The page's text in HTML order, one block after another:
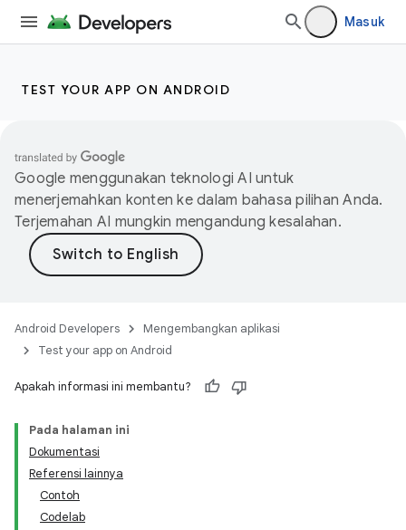
Masuk
TEST YOUR APP ON ANDROID
Google menggunakan teknologi AI untuk
menerjemahkan konten ke dalam bahasa pilihan Anda.
Terjemahan AI mungkin mengandung kesalahan.
Android Developers
Mengembangkan aplikasi
Test your app on Android
Apakah informasi ini membantu?
Pada halaman ini
Dokumentasi
Referensi lainnya
Contoh
Codelab